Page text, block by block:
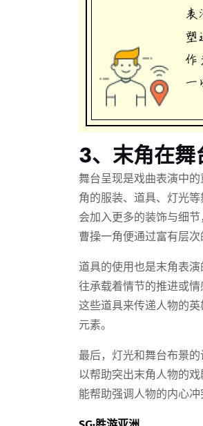
3、末角在
舞台呈现是戏曲表演中
角的服装、道具、灯光
会加入更多的装饰与细
曹操一角便通过富有层
道具的使用也是末角表
往承载着情节的推进或
这些道具来传递人物的
元素。
最后，灯光和舞台布景
以帮助突出末角人物的
能帮助强调人物的内心冲